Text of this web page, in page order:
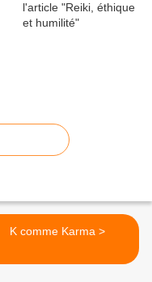
K comme Karma >